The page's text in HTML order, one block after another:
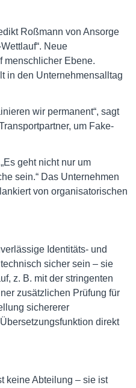
Roßmann von Ansorge
Neue
menschlicher Ebene.
in den Unternehmensalltag
wir permanent“, sagt
um Fake-
geht nicht nur um
sein.“ Das Unternehmen
von organisatorischen
Identitäts- und
sicher sein – sie
z. B. mit der stringenten
zusätzlichen Prüfung für
sichererer
direkt
keine Abteilung – sie ist